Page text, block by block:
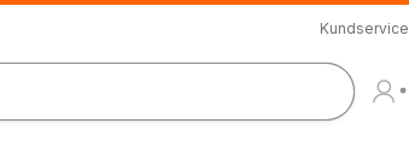
Kundservice